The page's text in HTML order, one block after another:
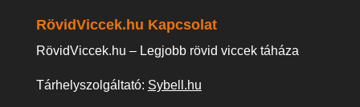
RövidViccek.hu Kapcsolat
RövidViccek.hu – Legjobb rövid viccek táháza
Tárhelyszolgáltató: Sybell.hu